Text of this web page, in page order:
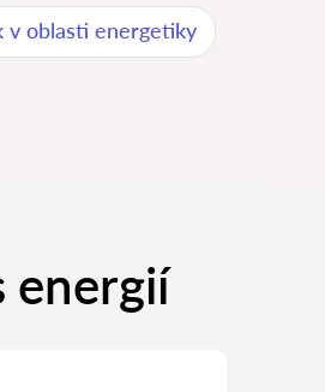
v oblasti energetiky
energií